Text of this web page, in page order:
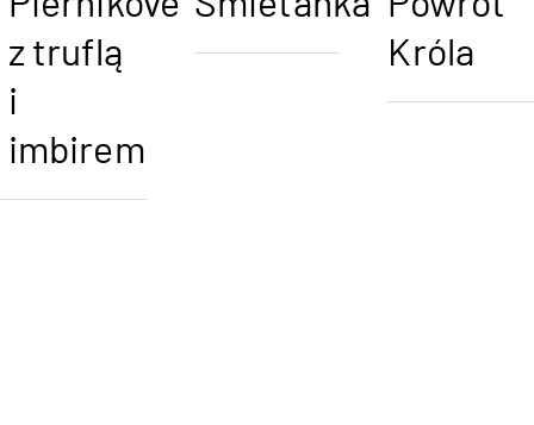
z truflą
i
imbirem
Króla